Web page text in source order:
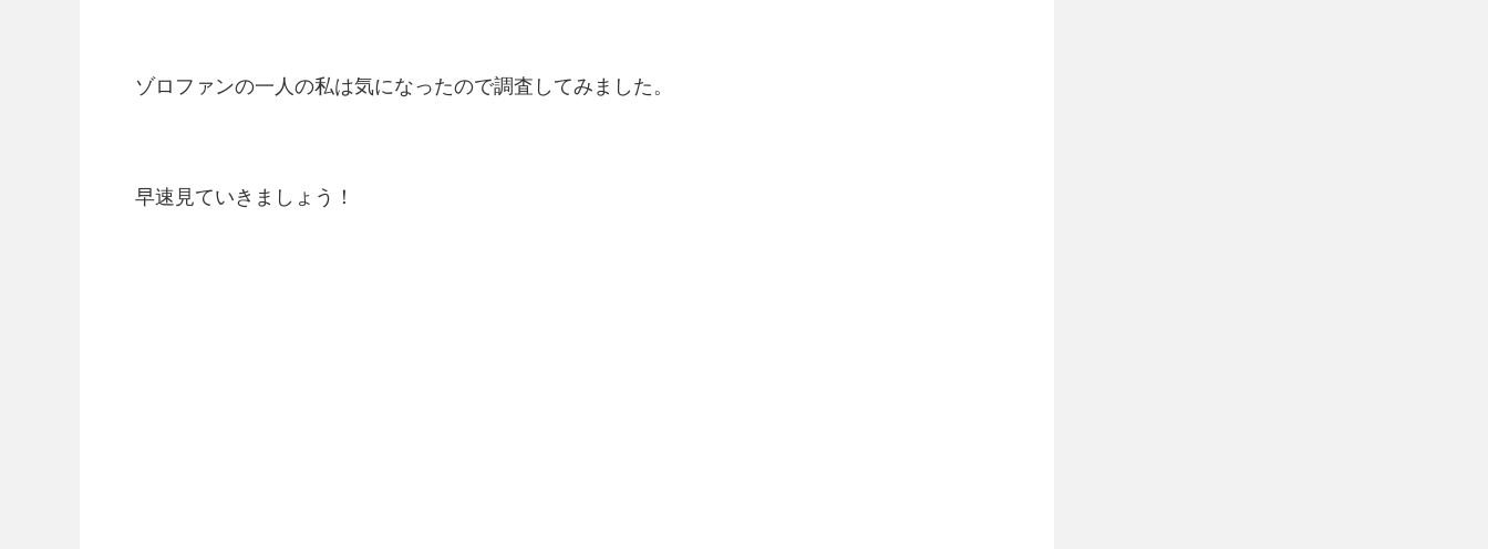
ゾロファンの一人の私は気になったので調査してみました。
早速見ていきましょう！